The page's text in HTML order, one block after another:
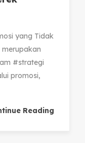
yang Tidak
#strategi
promosi,
Reading